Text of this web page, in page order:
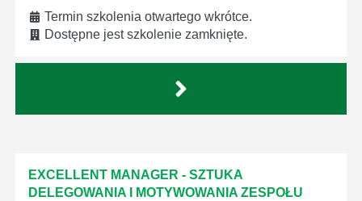
Termin szkolenia otwartego wkrótce.
Dostępne jest szkolenie zamknięte.
EXCELLENT MANAGER - SZTUKA
DELEGOWANIA I MOTYWOWANIA ZESPOŁU